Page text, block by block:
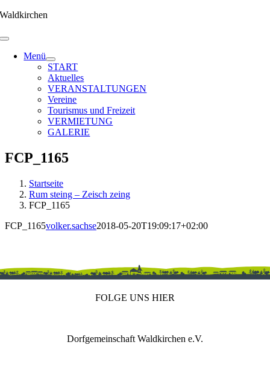
Zum
springen
Waldkirchen
Menü
START
Aktuelles
VERANSTALTUNGEN
Vereine
Tourismus und Freizeit
VERMIETUNG
GALERIE
FCP_1165
Startseite
Rum steing – Zeisch zeing
FCP_1165
FCP_1165volker.sachse2018-05-20T19:09:17+02:00
FOLGE UNS HIER
Dorfgemeinschaft Waldkirchen e.V.